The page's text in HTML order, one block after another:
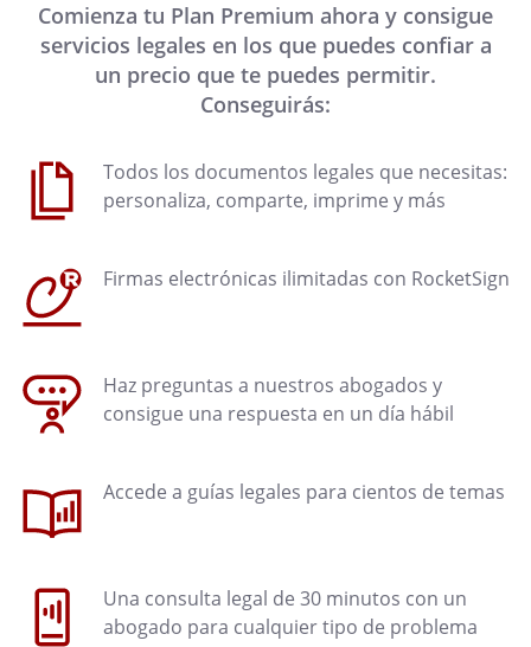
Comienza tu Plan Premium ahora y consigue
servicios legales en los que puedes confiar a
un precio que te puedes permitir.
Conseguirás:
Todos los documentos legales que necesitas:
personaliza, comparte, imprime y más
Firmas electrónicas ilimitadas con RocketSign
Haz preguntas a nuestros abogados y
consigue una respuesta en un día hábil
Accede a guías legales para cientos de temas
Una consulta legal de 30 minutos con un
abogado para cualquier tipo de problema